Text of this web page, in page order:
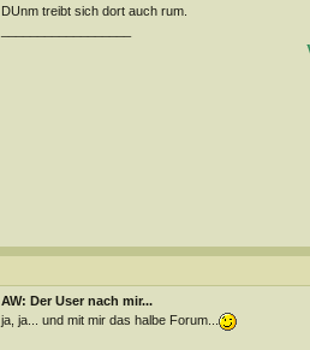
DUnm treibt sich dort auch rum.
AW: Der User nach mir...
ja, ja... und mit mir das halbe Forum...